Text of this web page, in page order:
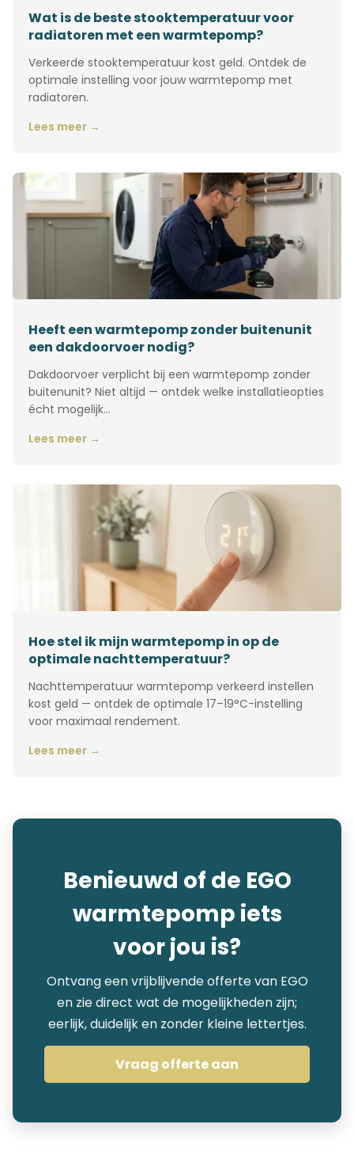
Wat is de beste stooktemperatuur voor
radiatoren met een warmtepomp?
Verkeerde stooktemperatuur kost geld. Ontdek de
optimale instelling voor jouw warmtepomp met
radiatoren.
Lees meer →
Heeft een warmtepomp zonder buitenunit
een dakdoorvoer nodig?
Dakdoorvoer verplicht bij een warmtepomp zonder
buitenunit? Niet altijd — ontdek welke installatieopties
écht mogelijk…
Lees meer →
Hoe stel ik mijn warmtepomp in op de
optimale nachttemperatuur?
Nachttemperatuur warmtepomp verkeerd instellen
kost geld — ontdek de optimale 17–19°C-instelling
voor maximaal rendement.
Lees meer →
Benieuwd of de EGO
warmtepomp iets
voor jou is?
Ontvang een vrijblijvende offerte van EGO
en zie direct wat de mogelijkheden zijn;
eerlijk, duidelijk en zonder kleine lettertjes.
Vraag offerte aan